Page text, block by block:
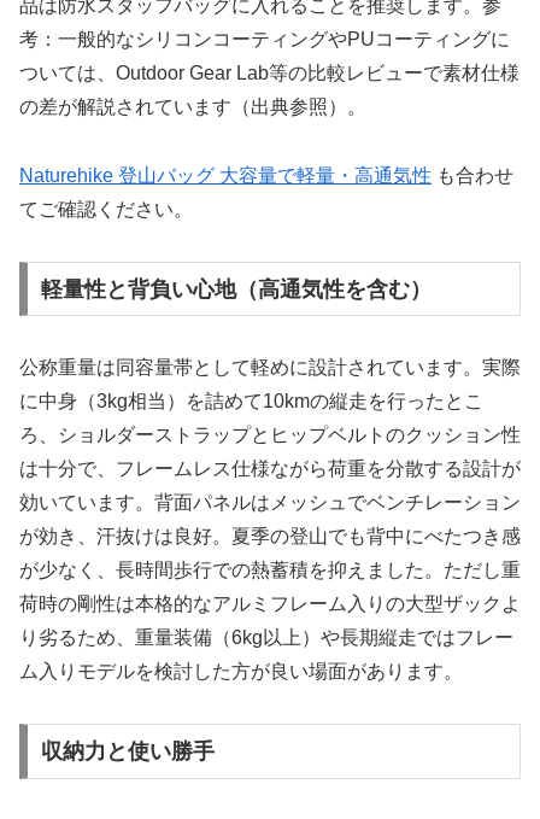
品は防水スタッフバッグに入れることを推奨します。参
考：一般的なシリコンコーティングやPUコーティングに
ついては、Outdoor Gear Lab等の比較レビューで素材仕様
の差が解説されています（出典参照）。
Naturehike 登山バッグ 大容量で軽量・高通気性 も合わせ
てご確認ください。
軽量性と背負い心地（高通気性を含む）
公称重量は同容量帯として軽めに設計されています。実際
に中身（3kg相当）を詰めて10kmの縦走を行ったとこ
ろ、ショルダーストラップとヒップベルトのクッション性
は十分で、フレームレス仕様ながら荷重を分散する設計が
効いています。背面パネルはメッシュでベンチレーション
が効き、汗抜けは良好。夏季の登山でも背中にべたつき感
が少なく、長時間歩行での熱蓄積を抑えました。ただし重
荷時の剛性は本格的なアルミフレーム入りの大型ザックよ
り劣るため、重量装備（6kg以上）や長期縦走ではフレー
ム入りモデルを検討した方が良い場面があります。
収納力と使い勝手